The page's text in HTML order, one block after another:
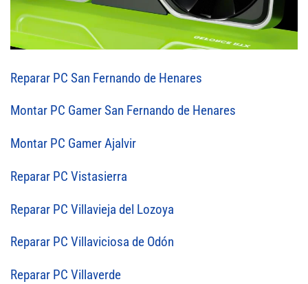
Reparar PC San Fernando de Henares
Montar PC Gamer San Fernando de Henares
Montar PC Gamer Ajalvir
Reparar PC Vistasierra
Reparar PC Villavieja del Lozoya
Reparar PC Villaviciosa de Odón
Reparar PC Villaverde